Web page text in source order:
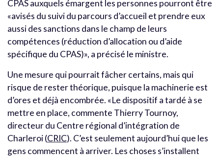
CPAS auxquels émargent les personnes pourront être
«avisés du suivi du parcours d’accueil et prendre eux
aussi des sanctions dans le champ de leurs
compétences (réduction d’allocation ou d’aide
spécifique du CPAS)», a précisé le ministre.
Une mesure qui pourrait fâcher certains, mais qui
risque de rester théorique, puisque la machinerie est
d’ores et déjà encombrée. «Le dispositif a tardé à se
mettre en place, commente Thierry Tournoy,
directeur du Centre régional d’intégration de
Charleroi (CRIC). C’est seulement aujourd’hui que les
gens commencent à arriver. Les choses s’installent